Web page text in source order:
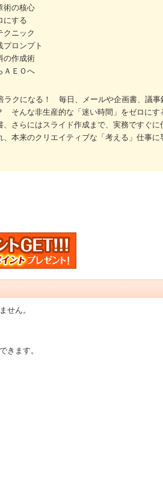
術の核心
にする
ニック
ロンプト
の作成術
ＡＥＯへ
ラクになる！ 毎日、メールや企画書、議
そんな非生産的な「迷い時間」をゼロにす
さらにはスライド作成まで、実務ですぐ
本来のクリエイティブな「考える」仕事
せん。
きます。